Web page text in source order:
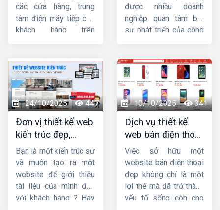
các cửa hàng, trung
tâm điện máy tiếp cận
khách hàng trên
nhanh chóng.Công ty
HIGvới kinh nghiệm
hơn 10 năm trong lĩnh
vực thiết kế website,
chúng tôi đảm bảo
mang sự hài lòng cho
quý khách về chất
lượng dịch vụ.
được nhiều doanh
nghiệp quan tâm bởi
sự phát triển của công
bạn tìm hiểuthiết kế
website phong thủy
là gì ? Tầm quan trọng
và yêu cầu của thiết kế
website theo phong
thủy.
24/10/2025 447
Đơn vị thiết kế web
kiến trúc đẹp,
chuyên nghiệp,
chuẩn SEO
Bạn là một kiến trúc sư
và muốn tạo ra một
website để giới thiệu
tài liệu của mình đến
với khách hàng ? Hay
10/10/2025 341
Dịch vụ thiết kế
web bán điện thoại
chuyên nghiệp giúp
tăng doanh số
Việc sở hữu một
website bán điện thoại
đẹp không chỉ là một
lợi thế mà đã trở thành
yếu tố sống còn cho